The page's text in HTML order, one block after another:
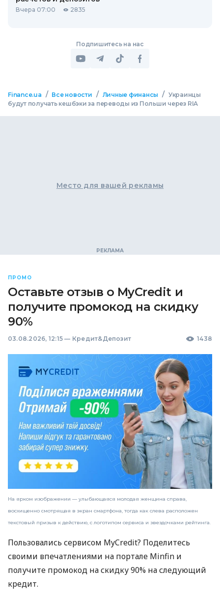
Вчера 07:00 2835
Подпишитесь на нас
Finance.ua / Все новости / Личные финансы / Украинцы
будут получать кешбэки за переводы из Польши через RIA
Место для вашей рекламы
ПРОМО
Оставьте отзыв о MyCredit и
получите промокод на скидку
90%
03.08.2026, 12:15 — Кредит&Депозит 1438
На ярком изображении — улыбающаяся молодая женщина справа,
восхищенно смотрящая в экран смартфона, тогда как слева расположен
текстовый призыв к действию, с логотипом сервиса и звездочками рейтинга.
Пользовались сервисом MyCredit? Поделитесь
своими впечатлениями на портале Minfin и
получите промокод на скидку 90% на следующий
кредит.